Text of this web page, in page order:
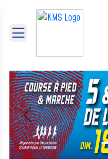
Précédent
Panneau de gestion des cookies